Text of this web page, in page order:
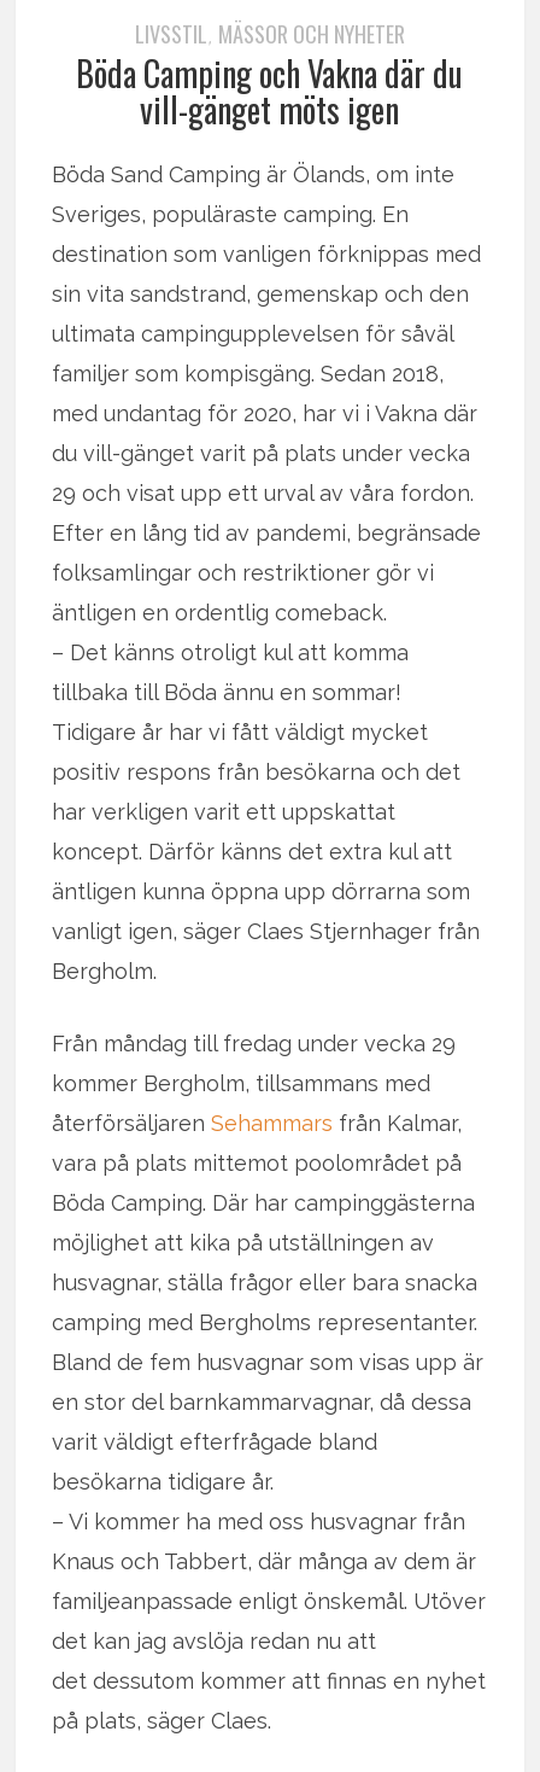
LIVSSTIL, MÄSSOR OCH NYHETER
Böda Camping och Vakna där du
vill-gänget möts igen
Böda Sand Camping är Ölands, om inte
Sveriges, populäraste camping. En
destination som vanligen förknippas med
sin vita sandstrand, gemenskap och den
ultimata campingupplevelsen för såväl
familjer som kompisgäng. Sedan 2018,
med undantag för 2020, har vi i Vakna där
du vill-gänget varit på plats under vecka
29 och visat upp ett urval av våra fordon.
Efter en lång tid av pandemi, begränsade
folksamlingar och restriktioner gör vi
äntligen en ordentlig comeback.
– Det känns otroligt kul att komma
tillbaka till Böda ännu en sommar!
Tidigare år har vi fått väldigt mycket
positiv respons från besökarna och det
har verkligen varit ett uppskattat
koncept. Därför känns det extra kul att
äntligen kunna öppna upp dörrarna som
vanligt igen, säger Claes Stjernhager från
Bergholm.
Från måndag till fredag under vecka 29
kommer Bergholm, tillsammans med
återförsäljarenSehammars från Kalmar,
vara på plats mittemot poolområdet på
Böda Camping. Där har campinggästerna
möjlighet att kika på utställningen av
husvagnar, ställa frågor eller bara snacka
camping med Bergholms representanter.
Bland de fem husvagnar som visas upp är
en stor del barnkammarvagnar, då dessa
varit väldigt efterfrågade bland
besökarna tidigare år.
– Vi kommer ha med oss husvagnar från
Knaus och Tabbert, där många av dem är
familjeanpassade enligt önskemål. Utöver
det kan jag avslöja redan nu att
det dessutom kommer att finnas en nyhet
på plats, säger Claes.